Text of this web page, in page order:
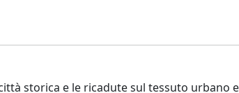
storica e le ricadute sul tessuto urbano